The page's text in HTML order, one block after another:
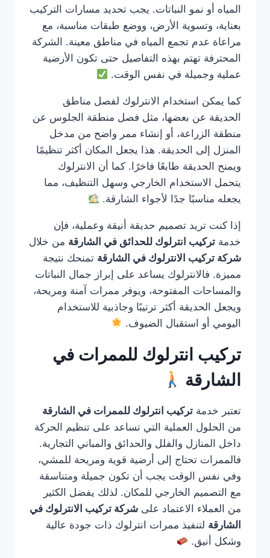
المياه أو نمو النباتات. يجب تحديد مسارات التركيب
بعناية، وتسوية الأرض، ووضع طبقات مناسبة، مع
مراعاة عدم تجمع المياه في مناطق معينة. الشركة
المحترفة تهتم بهذه التفاصيل حتى تكون الأرضية
عملية وجميلة في نفس الوقت.
كما يمكن استخدام الانترلوك لفصل مناطق
الحديقة عن بعضها، مثل فصل منطقة الجلوس عن
منطقة الزراعة، أو إنشاء ممر واضح من مدخل
المنزل إلى الحديقة. هذا يجعل المكان أكثر تنظيمًا
ويمنح الحديقة طابعًا فاخرًا. كما أن الانترلوك
يتحمل الاستخدام الخارجي وسهل التنظيف، مما
يجعله مناسبًا جدًا لأجواء الشارقة.
إذا كنت تريد تصميم حديقة أنيقة وعملية، فإن
خدمة تركيب انترلوك للحدائق في الشارقة من خلال
شركة تركيب الانترلوك في الشارقة تمنحك نتيجة
مميزة. فالانترلوك يساعد على إبراز جمال النباتات
والمساحات المفتوحة، ويوفر ممرات آمنة ومريحة،
ويجعل الحديقة أكثر ترتيبًا وجاذبية للاستخدام
اليومي أو استقبال الضيوف.
تركيب انترلوك للممرات في
الشارقة
تعتبر خدمة تركيب انترلوك للممرات في الشارقة
من الحلول العملية التي تساعد على تنظيم الحركة
داخل المنازل والفلل والحدائق والمباني التجارية.
فالممرات تحتاج إلى أرضية قوية ومريحة للمشي،
وفي نفس الوقت يجب أن تكون جميلة ومتناسقة
مع التصميم الخارجي للمكان. لذلك يفضل الكثير
من العملاء الاعتماد على شركة تركيب الانترلوك في
الشارقة لتنفيذ ممرات انترلوك ذات جودة عالية
وشكل أنيق.